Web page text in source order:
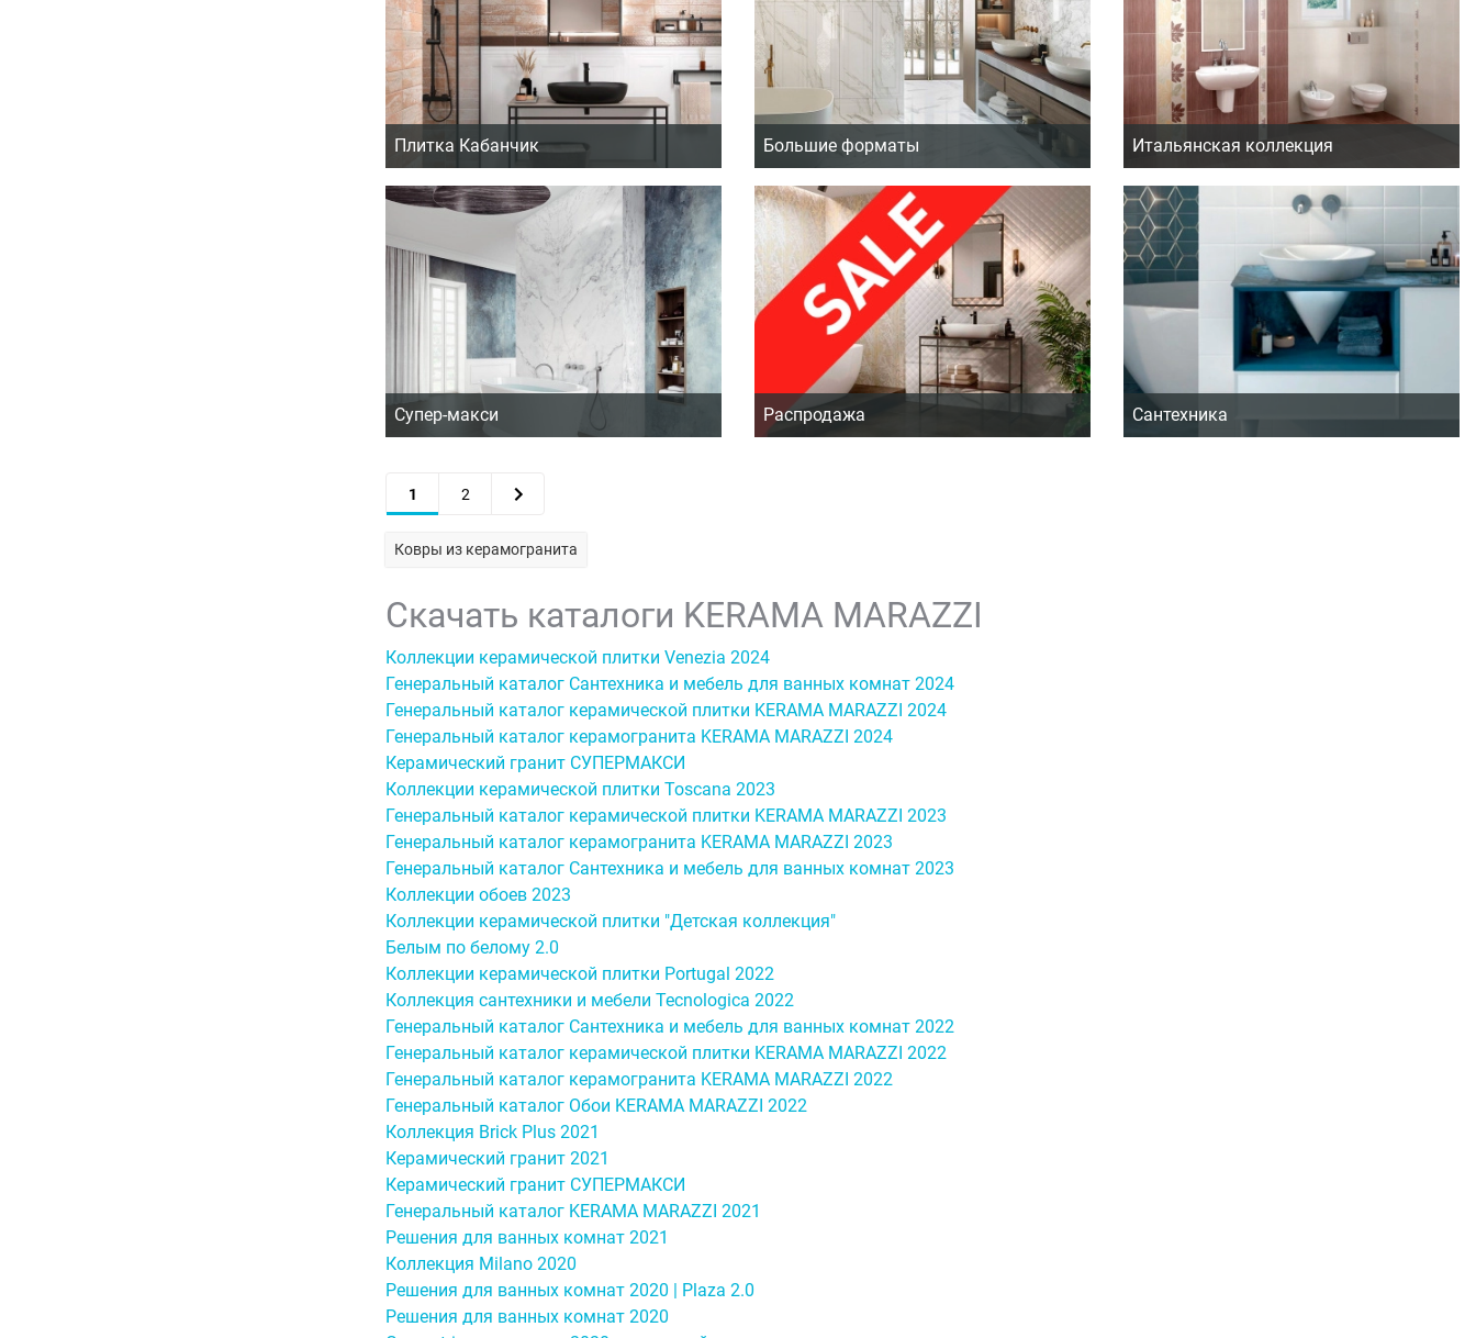
Плитка Кабанчик Большие форматы Итальянская коллекция
Супер-макси Распродажа Сантехника
1 2
Ковры из керамогранита
Скачать каталоги KERAMA MARAZZI
Коллекции керамической плитки Venezia 2024
Генеральный каталог Сантехника и мебель для ванных комнат 2024
Генеральный каталог керамической плитки KERAMA MARAZZI 2024
Генеральный каталог керамогранита KERAMA MARAZZI 2024
Керамический гранит СУПЕРМАКСИ
Коллекции керамической плитки Toscana 2023
Генеральный каталог керамической плитки KERAMA MARAZZI 2023
Генеральный каталог керамогранита KERAMA MARAZZI 2023
Генеральный каталог Сантехника и мебель для ванных комнат 2023
Коллекции обоев 2023
Коллекции керамической плитки "Детская коллекция"
Белым по белому 2.0
Коллекции керамической плитки Portugal 2022
Коллекция сантехники и мебели Tecnologica 2022
Генеральный каталог Сантехника и мебель для ванных комнат 2022
Генеральный каталог керамической плитки KERAMA MARAZZI 2022
Генеральный каталог керамогранита KERAMA MARAZZI 2022
Генеральный каталог Обои KERAMA MARAZZI 2022
Коллекция Brick Plus 2021
Керамический гранит 2021
Керамический гранит СУПЕРМАКСИ
Генеральный каталог KERAMA MARAZZI 2021
Решения для ванных комнат 2021
Коллекция Milano 2020
Решения для ванных комнат 2020 | Plaza 2.0
Решения для ванных комнат 2020